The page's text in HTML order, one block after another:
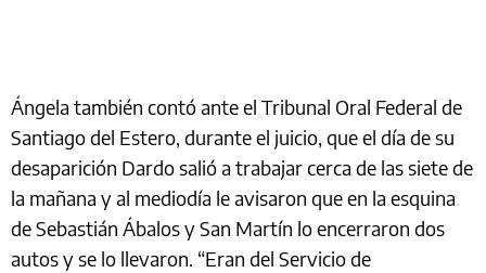
Ángela también contó ante el Tribunal Oral Federal de
Santiago del Estero, durante el juicio, que el día de su
desaparición Dardo salió a trabajar cerca de las siete de
la mañana y al mediodía le avisaron que en la esquina
de Sebastián Ábalos y San Martín lo encerraron dos
autos y se lo llevaron. “Eran del Servicio de